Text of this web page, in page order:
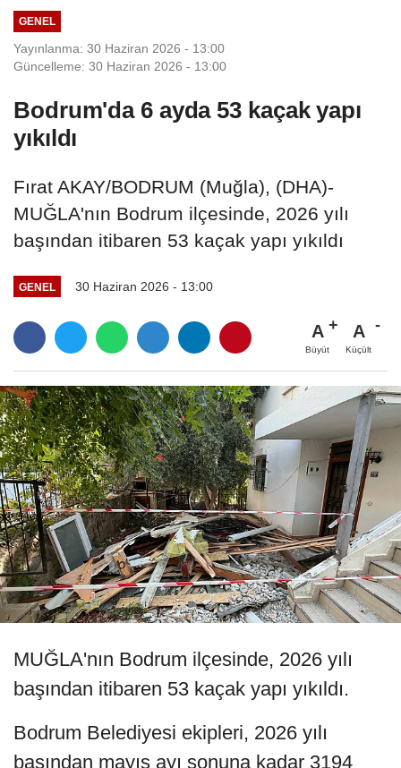
GENEL
Yayınlanma: 30 Haziran 2026 - 13:00
Güncelleme: 30 Haziran 2026 - 13:00
Bodrum'da 6 ayda 53 kaçak yapı
yıkıldı
Fırat AKAY/BODRUM (Muğla), (DHA)-
MUĞLA'nın Bodrum ilçesinde, 2026 yılı
başından itibaren 53 kaçak yapı yıkıldı
GENEL 30 Haziran 2026 - 13:00
A
Büyüt
A
Küçült
MUĞLA'nın Bodrum ilçesinde, 2026 yılı
başından itibaren 53 kaçak yapı yıkıldı.
Bodrum Belediyesi ekipleri, 2026 yılı
başından mayıs ayı sonuna kadar 3194